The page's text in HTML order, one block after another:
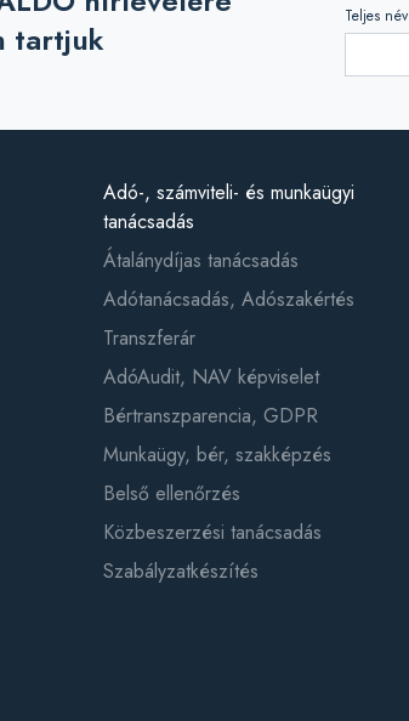
tartjuk
Teljes név
Adó-, számviteli- és munkaügyi
tanácsadás
Átalánydíjas tanácsadás
Adótanácsadás, Adószakértés
Transzferár
AdóAudit, NAV képviselet
Bértranszparencia, GDPR
Munkaügy, bér, szakképzés
Belső ellenőrzés
Közbeszerzési tanácsadás
Szabályzatkészítés